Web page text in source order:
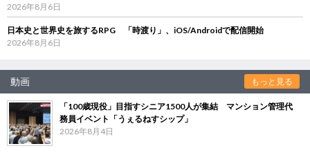
2026年8月6日
日本史と世界史を旅するRPG 「時渡り」、iOS/Androidで配信開始
2026年8月6日
動画 もっと見る
「100歳現役」目指すシニア1500人が集結 マンション管理代
務員イベント「うぇるねすシップ」
2026年8月4日